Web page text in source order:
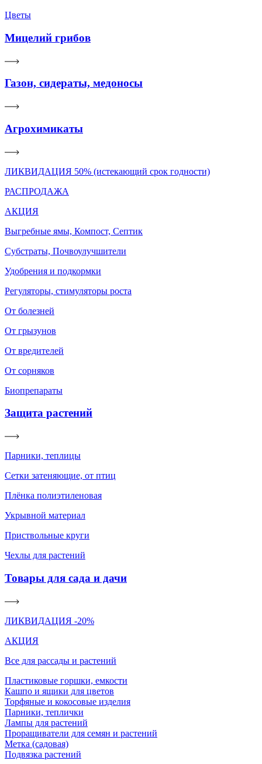
Цветы
Мицелий грибов
Газон, сидераты, медоносы
Агрохимикаты
ЛИКВИДАЦИЯ 50% (истекающий срок годности)
РАСПРОДАЖА
АКЦИЯ
Выгребные ямы, Компост, Септик
Субстраты, Почвоулучшители
Удобрения и подкормки
Регуляторы, стимуляторы роста
От болезней
От грызунов
От вредителей
От сорняков
Биопрепараты
Защита растений
Парники, теплицы
Сетки затеняющие, от птиц
Плёнка полиэтиленовая
Укрывной материал
Приствольные круги
Чехлы для растений
Товары для сада и дачи
ЛИКВИДАЦИЯ -20%
АКЦИЯ
Все для рассады и растений
Пластиковые горшки, емкости
Кашпо и ящики для цветов
Торфяные и кокосовые изделия
Парники, теплички
Лампы для растений
Проращиватели для семян и растений
Метка (садовая)
Подвязка растений